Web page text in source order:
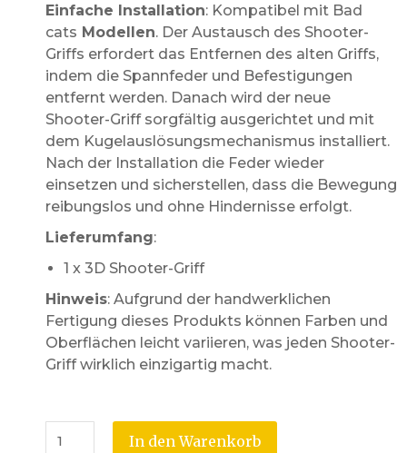
Einfache Installation: Kompatibel mit Bad
cats Modellen. Der Austausch des Shooter-
Griffs erfordert das Entfernen des alten Griffs,
indem die Spannfeder und Befestigungen
entfernt werden. Danach wird der neue
Shooter-Griff sorgfältig ausgerichtet und mit
dem Kugelauslösungsmechanismus installiert.
Nach der Installation die Feder wieder
einsetzen und sicherstellen, dass die Bewegung
reibungslos und ohne Hindernisse erfolgt.
Lieferumfang:
1 x 3D Shooter-Griff
Hinweis: Aufgrund der handwerklichen
Fertigung dieses Produkts können Farben und
Oberflächen leicht variieren, was jeden Shooter-
Griff wirklich einzigartig macht.
In den Warenkorb